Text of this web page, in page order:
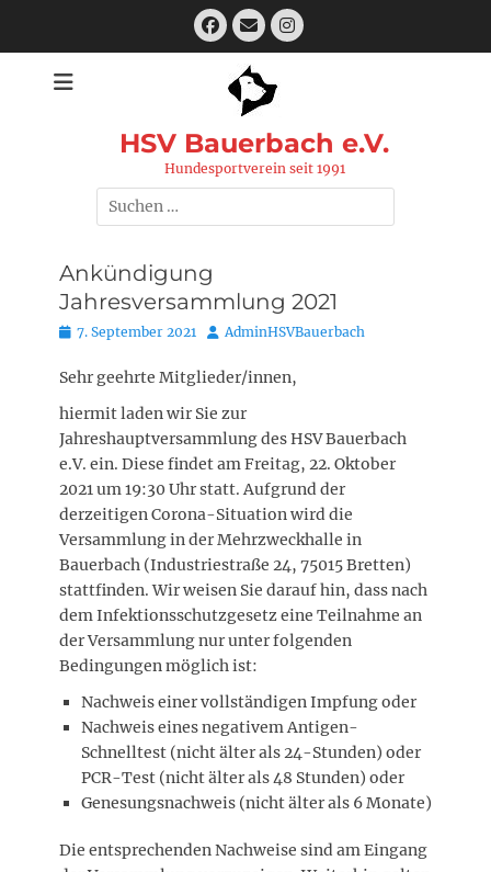
Facebook
E-
Mail
Instagram
HSV Bauerbach e.V.
Hundesportverein seit 1991
Suchen
nach:
Ankündigung
Jahresversammlung 2021
Posted
7. September 2021 AutorAdminHSVBauerbach
Sehr geehrte Mitglieder/innen,
hiermit laden wir Sie zur
Jahreshauptversammlung des HSV Bauerbach
e.V. ein. Diese findet am Freitag, 22. Oktober
2021 um 19:30 Uhr statt. Aufgrund der
derzeitigen Corona-Situation wird die
Versammlung in der Mehrzweckhalle in
Bauerbach (Industriestraße 24, 75015 Bretten)
stattfinden. Wir weisen Sie darauf hin, dass nach
dem Infektionsschutzgesetz eine Teilnahme an
der Versammlung nur unter folgenden
Bedingungen möglich ist:
Nachweis einer vollständigen Impfung oder
Nachweis eines negativem Antigen-
Schnelltest (nicht älter als 24-Stunden) oder
PCR-Test (nicht älter als 48 Stunden) oder
Genesungsnachweis (nicht älter als 6 Monate)
Die entsprechenden Nachweise sind am Eingang